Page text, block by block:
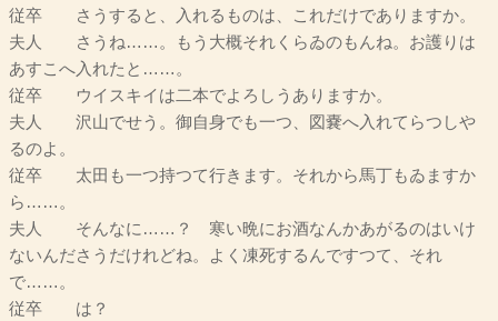
従卒 さうすると、入れるものは、これだけでありますか。
夫人 さうね……。もう大概それくらゐのもんね。お護りは
あすこへ入れたと……。
従卒 ウイスキイは二本でよろしうありますか。
夫人 沢山でせう。御自身でも一つ、図嚢へ入れてらつしや
るのよ。
従卒 太田も一つ持つて行きます。それから馬丁もゐますか
ら……。
夫人 そんなに……？ 寒い晩にお酒なんかあがるのはいけ
ないんださうだけれどね。よく凍死するんですつて、それ
で……。
従卒 は？